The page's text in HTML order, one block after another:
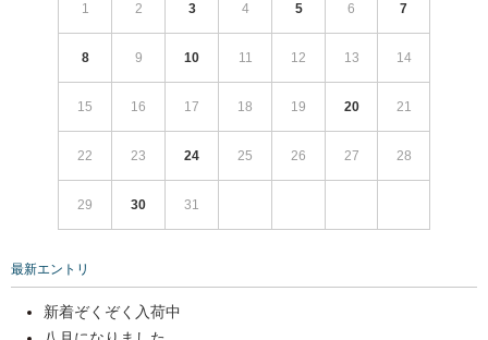
1 2 3 4 5 6 7
8 9 10 11 12 13 14
15 16 17 18 19 20 21
22 23 24 25 26 27 28
29 30 31
最新エントリ
新着ぞくぞく入荷中